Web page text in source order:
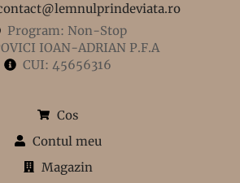
Program: Non-Stop
IOAN-ADRIAN P.F.A
CUI: 45656316
Cos
Contul meu
Magazin